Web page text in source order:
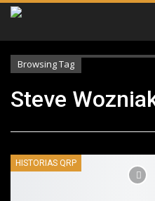
Browsing Tag
Steve
HISTORIAS QRP